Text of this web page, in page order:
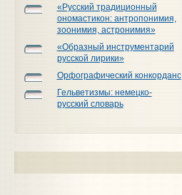
«Русский традиционный
ономастикон: антропонимия,
зоонимия, астронимия»
«Образный инструментарий
русской лирики»
Орфографический конкорданс
Гельветизмы: немецко-
русский словарь